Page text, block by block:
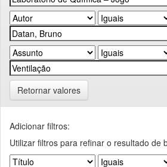
Retornar valores
Adicionar filtros:
Utilizar filtros para refinar o resultado de